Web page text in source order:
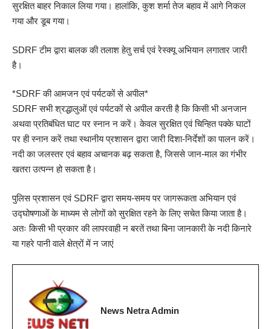
सुरक्षित बाहर निकाल लिया गया। हालांकि, कुश शर्मा तेज बहाव में आगे निकल
गया और डूब गया।
SDRF टीम द्वारा बालक की तलाश हेतु सर्च एवं रेस्क्यू अभियान लगातार जारी
है।
*SDRF की आमजन एवं पर्यटकों से अपील*
SDRF सभी श्रद्धालुओं एवं पर्यटकों से अपील करती है कि किसी भी अनजान
अथवा प्रतिबंधित घाट पर स्नान न करें। केवल सुरक्षित एवं चिन्हित पक्के घाटों
पर ही स्नान करें तथा स्थानीय प्रशासन द्वारा जारी दिशा-निर्देशों का पालन करें।
नदी का जलस्तर एवं बहाव अचानक बढ़ सकता है, जिससे जान-माल का गंभीर
खतरा उत्पन्न हो सकता है।
पुलिस प्रशासन एवं SDRF द्वारा समय-समय पर जागरूकता अभियान एवं
उद्घोषणाओं के माध्यम से लोगों को सुरक्षित रहने के लिए सचेत किया जाता है।
अतः किसी भी प्रकार की लापरवाही न बरतें तथा बिना जानकारी के नदी किनारे
या गहरे पानी वाले क्षेत्रों में न जाएं
News Netra Admin